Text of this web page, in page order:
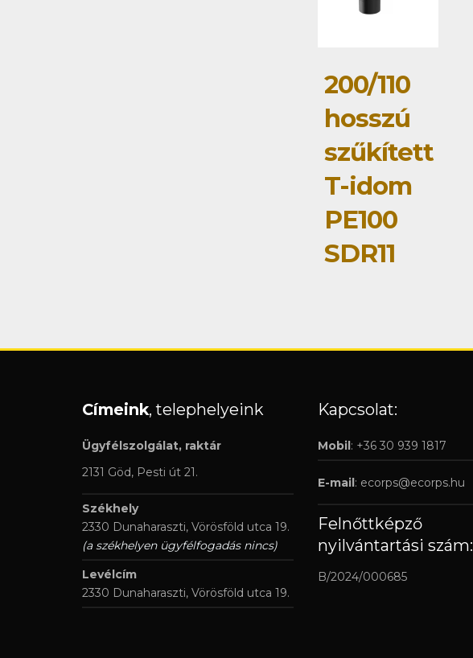
200/110
hosszú
szűkített
T-idom
PE100
SDR11
Címeink, telephelyeink
Ügyfélszolgálat, raktár
2131 Göd, Pesti út 21.
Székhely
2330 Dunaharaszti, Vörösföld utca 19.
(a székhelyen ügyfélfogadás nincs)
Levélcím
2330 Dunaharaszti, Vörösföld utca 19.
Kapcsolat:
Mobil: +36 30 939 1817
E-mail: ecorps@ecorps.hu
Felnőttképző
nyilvántartási szám:
B/2024/000685